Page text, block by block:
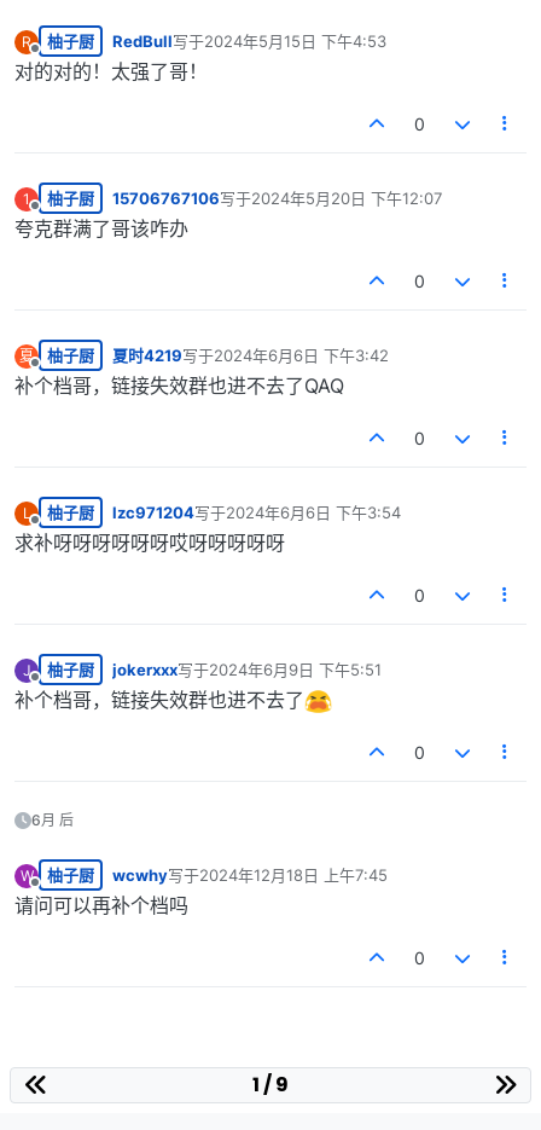
R
离线
柚子厨 RedBull写于2024年5月15日 下午4:53
最后由 编辑
对的对的！太强了哥！
0
1
离线
柚子厨 15706767106写于2024年5月20日 下午12:07
最后由 编辑
夸克群满了哥该咋办
0
夏
离线
柚子厨 夏时4219写于2024年6月6日 下午3:42
最后由 编辑
补个档哥，链接失效群也进不去了QAQ
0
L
离线
柚子厨 lzc971204写于2024年6月6日 下午3:54
最后由 编辑
求补呀呀呀呀呀呀哎呀呀呀呀呀
0
J
离线
柚子厨 jokerxxx写于2024年6月9日 下午5:51
最后由 编辑
补个档哥，链接失效群也进不去了
0
6月 后
W
离线
柚子厨 wcwhy写于2024年12月18日 上午7:45
最后由 编辑
请问可以再补个档吗
0
1 / 9